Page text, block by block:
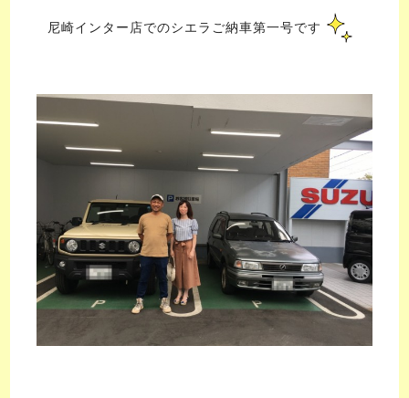
尼崎インター店でのシエラご納車第一号です